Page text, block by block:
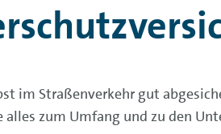
im Straßenverkehr gut
alles zum Umfang und zu den